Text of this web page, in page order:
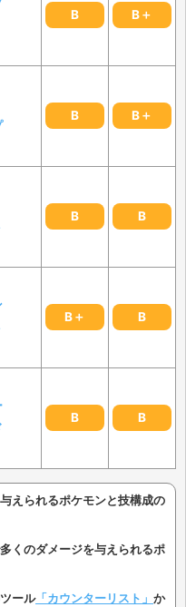
B B＋
B B＋
B B
B＋ B
B B
えられるポケモンと技構成の
くのダメージを与えられるポ
ール「カウンターリスト」 か